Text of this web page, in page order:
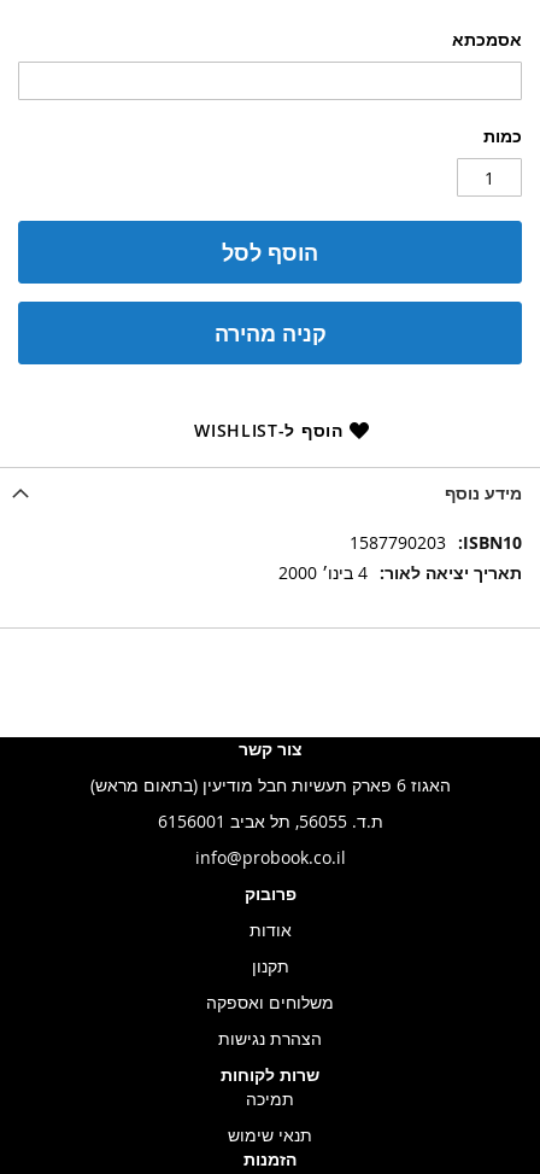
אסמכתא
כמות
הוסף לסל
קניה מהירה
הוסף ל-WISHLIST
מידע נוסף
מידע
נוסף
1587790203
4 בינו׳ 2000
צור קשר
האגוז 6 פארק תעשיות חבל מודיעין (בתאום מראש)
ת.ד. 56055, תל אביב 6156001
info@probook.co.il
פרובוק
אודות
תקנון
משלוחים ואספקה
הצהרת נגישות
שרות לקוחות
תמיכה
תנאי שימוש
הזמנות